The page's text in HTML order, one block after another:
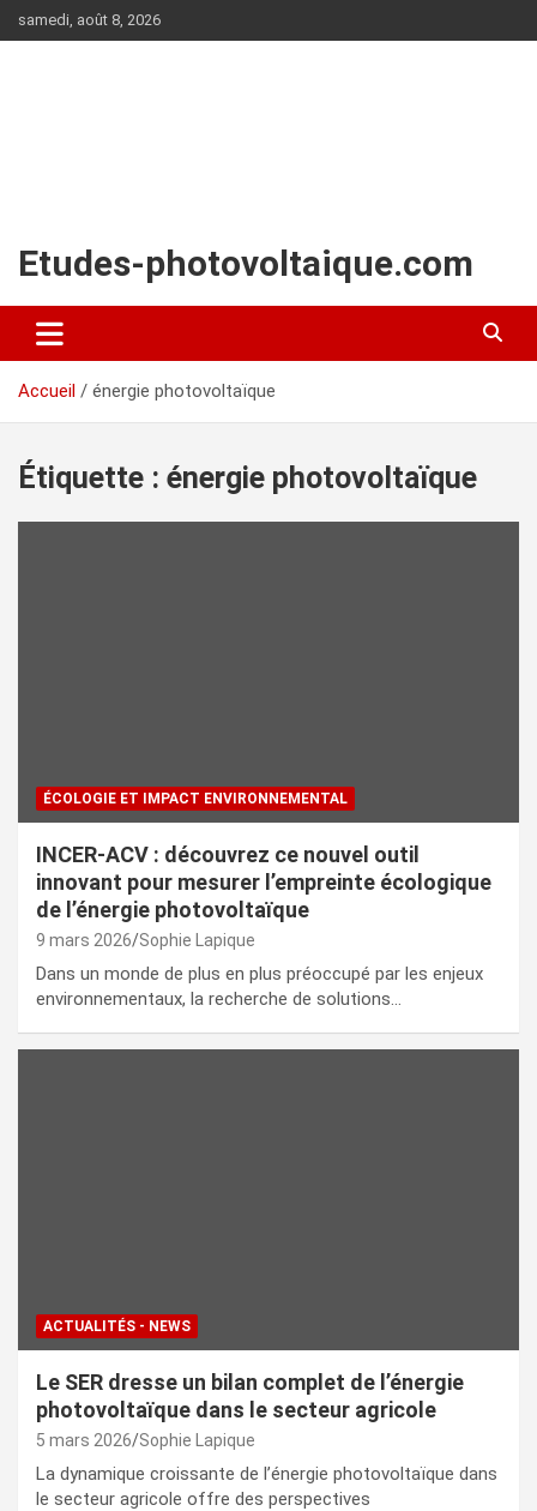
au
samedi, août 8, 2026
Etudes-photovoltaique.com
Accueil énergie photovoltaïque
Étiquette : énergie photovoltaïque
ÉCOLOGIE ET IMPACT ENVIRONNEMENTAL
INCER-ACV : découvrez ce nouvel outil
innovant pour mesurer l’empreinte écologique
de l’énergie photovoltaïque
9 mars 2026 Sophie Lapique
Dans un monde de plus en plus préoccupé par les enjeux
environnementaux, la recherche de solutions…
ACTUALITÉS - NEWS
Le SER dresse un bilan complet de l’énergie
photovoltaïque dans le secteur agricole
5 mars 2026 Sophie Lapique
La dynamique croissante de l’énergie photovoltaïque dans
le secteur agricole offre des perspectives